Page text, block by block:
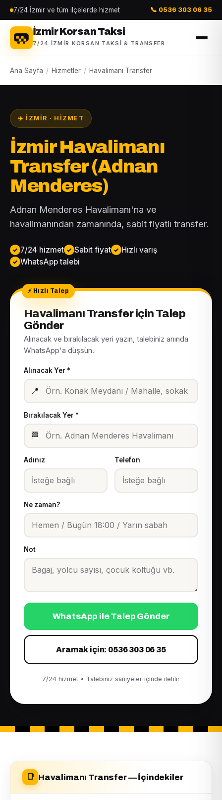
7/24 İzmir ve tüm ilçelerde hizmet 📞 0536 303 06 35
İzmir Korsan Taksi
7/24 İZMIR KORSAN TAKSI & TRANSFER
Ana Sayfa / Hizmetler / Havalimanı Transfer
✈️ İZMIR · HIZMET
İzmir Havalimanı
Transfer (Adnan
Menderes)
Adnan Menderes Havalimanı'na ve
havalimanından zamanında, sabit fiyatlı transfer.
7/24 hizmet Sabit fiyat
Hızlı varış
WhatsApp talebi
Havalimanı Transfer için Talep
Gönder
Alınacak ve bırakılacak yeri yazın, talebiniz anında
WhatsApp'a düşsün.
Alınacak Yer *
📍
Bırakılacak Yer *
🏁
Adınız Telefon
Ne zaman?
Not
WhatsApp ile Talep Gönder
Aramak için: 0536 303 06 35
7/24 hizmet • Talebiniz saniyeler içinde iletilir
📑 Havalimanı Transfer — İçindekiler